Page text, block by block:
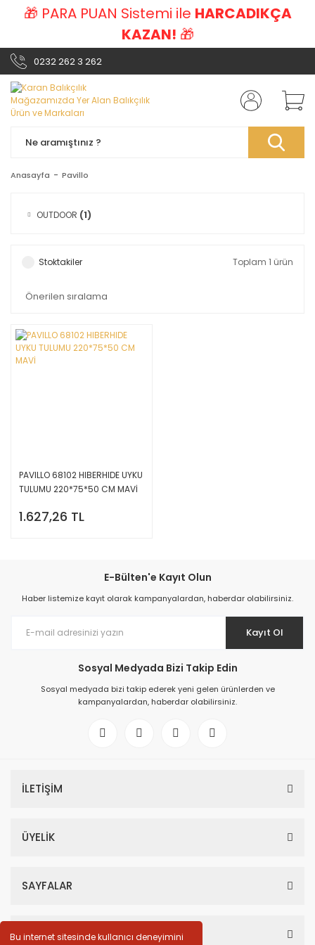
Bu internet sitesinde kullanıcı deneyimini
🎁 PARA PUAN Sistemi ile HARCADIKÇA
KAZAN! 🎁
0232 262 3 262
Anasayfa Pavillo
OUTDOOR (1)
Stoktakiler Toplam 1 ürün
PAVILLO 68102 HIBERHIDE UYKU
TULUMU 220*75*50 CM MAVİ
1.627,26 TL
E-Bülten'e Kayıt Olun
Haber listemize kayıt olarak kampanyalardan, haberdar olabilirsiniz.
Kayıt Ol
Sosyal Medyada Bizi Takip Edin
Sosyal medyada bizi takip ederek yeni gelen ürünlerden ve
kampanyalardan, haberdar olabilirsiniz.
İLETİŞİM
ÜYELİK
SAYFALAR
HESABIM